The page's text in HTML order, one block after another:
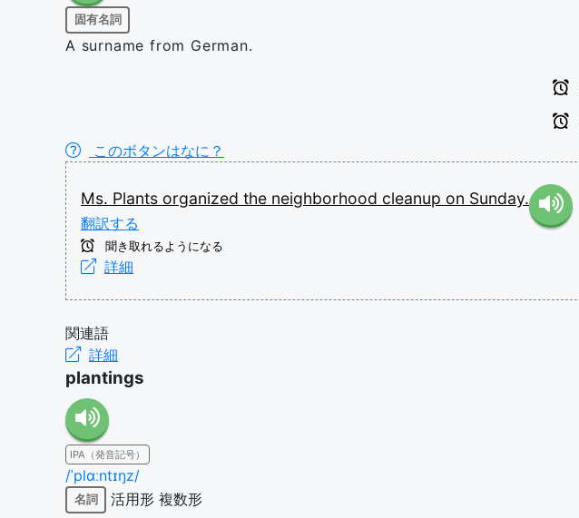
固有名詞
A surname from German.
このボタンはなに？
Ms. Plants organized the neighborhood cleanup on Sunday.
翻訳する
聞き取れるようになる
詳細
関連語
詳細
plantings
IPA（発音記号）
/ˈplɑːntɪŋz/
名詞 活用形 複数形